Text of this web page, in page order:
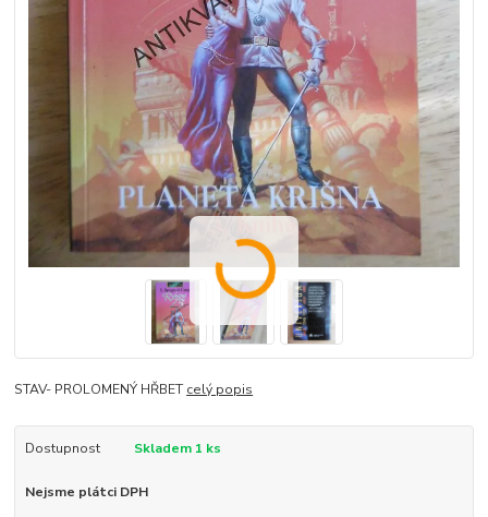
STAV- PROLOMENÝ HŘBET celý popis
Dostupnost Skladem 1 ks
Nejsme plátci DPH